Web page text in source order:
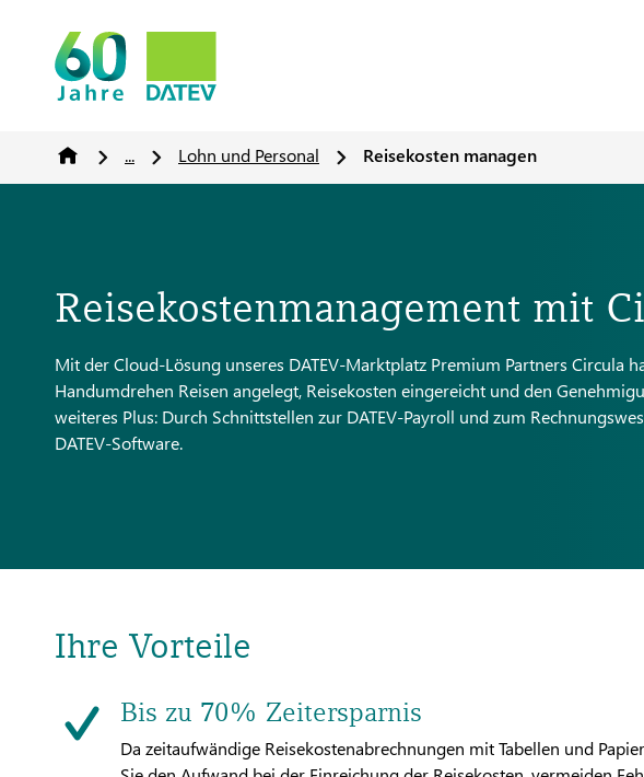
... Lohn und Personal Reisekosten managen
Reisekostenmanagement mit
Mit der Cloud-Lösung unseres DATEV-Marktplatz Premium Partners Circula
Handumdrehen Reisen angelegt, Reisekosten eingereicht und den
weiteres Plus: Durch Schnittstellen zur DATEV-Payroll und zum
DATEV-Software.
Ihre Vorteile
Bis zu 70% Zeitersparnis
Da zeitaufwändige Reisekostenabrechnungen mit Tabellen und